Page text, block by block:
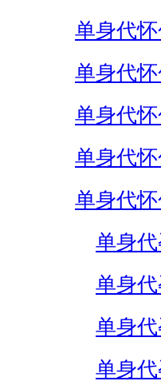
单身代
单身代
单身代
单身代
单身代
单身
单身
单身
单身